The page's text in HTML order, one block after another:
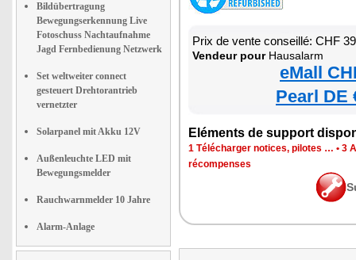
Bildübertragung
Bewegungserkennung Live
Fotoschuss Nachtaufnahme
Jagd Fernbedienung Netzwerk
Set weltweiter connect
gesteuert Drehtorantrieb
vernetzter
Solarpanel mit Akku 12V
Außenleuchte LED mit
Bewegungsmelder
Rauchwarnmelder 10 Jahre
Alarm-Anlage
Prix de vente conseillé: CHF
Vendeur pourHausalarm
eMall
Pearl DE
Eléments de support
1 Télécharger notices, pilotes … • 3
récompenses